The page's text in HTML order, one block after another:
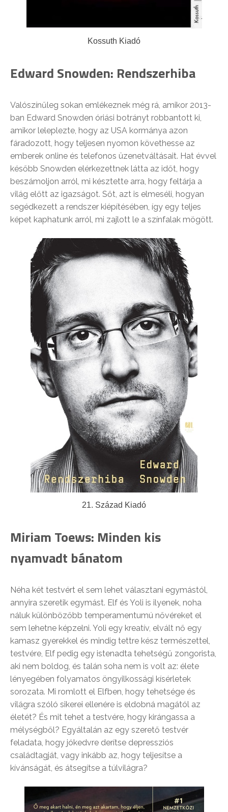
Kossuth Kiadó
Edward Snowden: Rendszerhiba
Valószínűleg sokan emlékeznek még rá, amikor 2013-
ban Edward Snowden óriási botrányt robbantott ki,
amikor leleplezte, hogy az USA kormánya azon
fáradozott, hogy teljesen nyomon követhesse az
emberek online és telefonos üzenetváltásait. Hat évvel
később Snowden elérkezettnek látta az időt, hogy
beszámoljon arról, mi késztette arra, hogy feltárja a
világ előtt az igazságot. Sőt, azt is elmeséli, hogyan
segédkezett a rendszer kiépítésében, így egy teljes
képet kaphatunk arról, mi zajlott le a színfalak mögött.
21. Század Kiadó
Miriam Toews: Minden kis
nyamvadt bánatom
Néha két testvért el sem lehet választani egymástól,
annyira szeretik egymást. Elf és Yoli is ilyenek, noha
náluk különbözőbb temperamentumú nővéreket el
sem lehetne képzelni. Yoli egy kreatív, elvált nő egy
kamasz gyerekkel és mindig tettre kész természettel,
testvére, Elf pedig egy istenadta tehetségű zongorista,
aki nem boldog, és talán soha nem is volt az: élete
lényegében folyamatos öngyilkossági kísérletek
sorozata. Mi romlott el Elfben, hogy tehetsége és
világra szóló sikerei ellenére is eldobná magától az
életét? És mit tehet a testvére, hogy kirángassa a
mélységből? Egyáltalán az egy szerető testvér
feladata, hogy jókedvre derítse depressziós
családtagját, vagy inkább az, hogy teljesítse a
kívánságát, és átsegítse a túlvilágra?